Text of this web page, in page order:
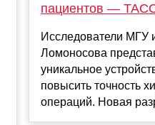
пациентов —
Исследователи МГУ
Ломоносова
уникальное
повысить точность
операций. Новая